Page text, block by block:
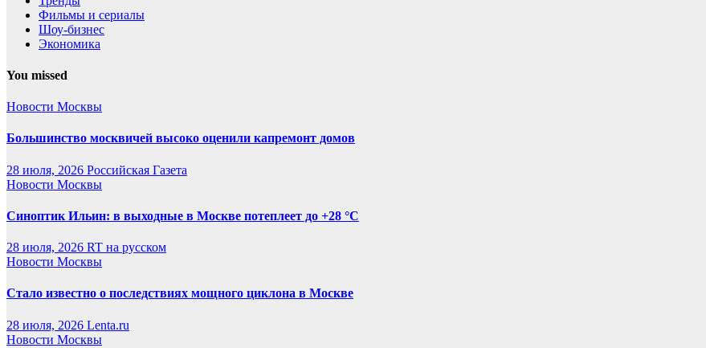
Фильмы и сериалы
Шоу-бизнес
Экономика
You missed
Новости Москвы
Большинство москвичей высоко оценили капремонт домов
28 июля, 2026 Российская Газета
Новости Москвы
Синоптик Ильин: в выходные в Москве потеплеет до +28 °C
28 июля, 2026 RT на русском
Новости Москвы
Стало известно о последствиях мощного циклона в Москве
28 июля, 2026 Lenta.ru
Новости Москвы